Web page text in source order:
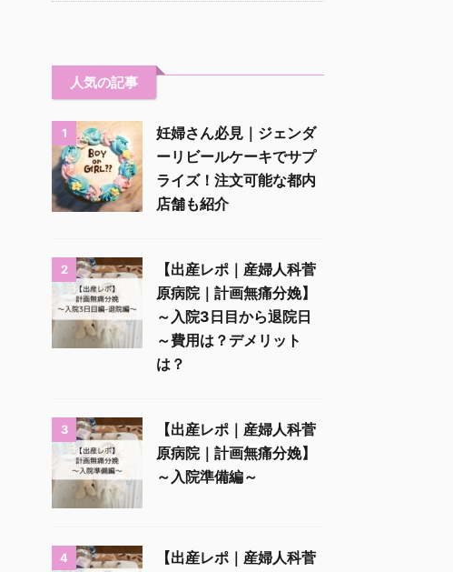
人気の記事
1
妊婦さん必見｜ジェンダ
ーリビールケーキでサプ
ライズ！注文可能な都内
店舗も紹介
2
【出産レポ｜産婦人科菅
原病院｜計画無痛分娩】
～入院3日目から退院日
～費用は？デメリット
は？
3
【出産レポ｜産婦人科菅
原病院｜計画無痛分娩】
～入院準備編～
4 【出産レポ｜産婦人科菅